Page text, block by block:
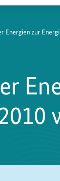
Energien zur